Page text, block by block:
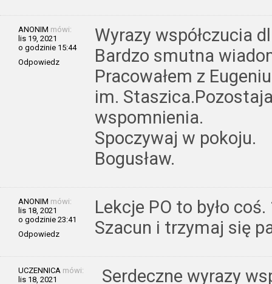
ANONIM mówi:
lis 19, 2021
o godzinie 15:44
Odpowiedz
Wyrazy współczucia
Bardzo smutna
Pracowałem z
im.
wspomnienia.
Spoczywaj w pokoju.
Bogusław.
ANONIM mówi:
lis 18, 2021
o godzinie 23:41
Odpowiedz
Lekcje PO to było
Szacun i trzymaj się
UCZENNICA mówi:
lis 18, 2021
Serdeczne wyrazy